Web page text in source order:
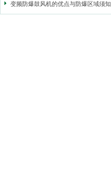
变频防爆鼓风机的优点与防爆区域须知